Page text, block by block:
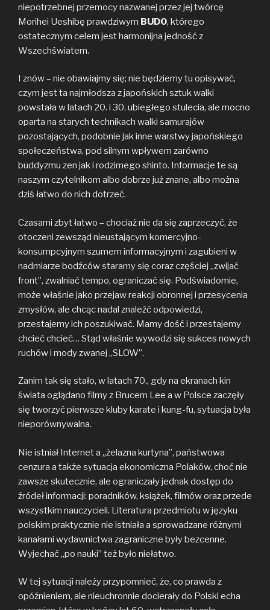
niepotrzebnej przemocy nazwanej przez jej twórcę
Morihei Ueshibę prawdziwym BUDO, którego
ostatecznym celem jest harmonijna jedność z
Wszechświatem.
I znów – nie obawiajmy się; nie będziemy tu opisywać,
czym jest ta najmłodsza z japońskich sztuk walki
powstała w latach 20. i 30. ubiegłego stulecia, ale mocno
oparta na starych technikach walki samurajów
pozostających, podobnie jak inne warstwy japońskiego
społeczeństwa, pod silnym wpływem zarówno
buddyzmu zen jak i rodzimego shinto. Informacje te są
naszym czytelnikom albo dobrze już znane, albo można
dziś łatwo do nich dotrzeć.
Czasami zbyt łatwo – chociaż nie da się zaprzeczyć, że
otoczeni zewsząd nieustającym komercyjno-
konsumpcyjnym szumem informacyjnym i zagubieni w
nadmiarze bodźców staramy się coraz częściej „zwijać
front”, zwalniać tempo, ograniczać się. Podświadomie,
może właśnie jako przejaw reakcji obronnej i przesycenia
zmysłów, ale chcąc nadal znaleźć odpowiedzi,
przestajemy ich poszukiwać. Mamy dość i przestajemy
chcieć chcieć… Stąd właśnie wywodzi się sukces nowych
ruchów i mody zwanej „SLOW”.
Zanim tak się stało, w latach 70., gdy na ekranach kin
świata oglądano filmy z Brucem Lee a w Polsce zaczęły
się tworzyć pierwsze kluby karate i kung-fu, sytuacja była
nieporównywalna.
Nie istniał Internet a „żelazna kurtyna”, państwowa
cenzura a także sytuacja ekonomiczna Polaków, choć nie
zawsze skutecznie, ale ograniczały jednak dostęp do
źródeł informacji: poradników, książek, filmów oraz przede
wszystkim nauczycieli. Literatura przedmiotu w języku
polskim praktycznie nie istniała a sprowadzane różnymi
kanałami wydawnictwa zagraniczne były bezcenne.
Wyjechać „po nauki” też było niełatwo.
W tej sytuacji należy przypomnieć, że, co prawda z
opóźnieniem, ale nieuchronnie docierały do Polski echa